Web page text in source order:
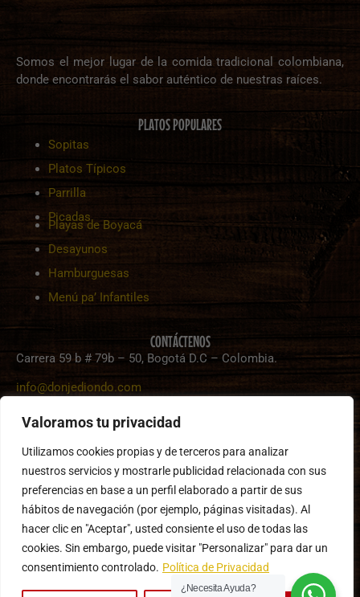
Valoramos tu privacidad
Utilizamos cookies propias y de terceros para analizar
nuestros servicios y mostrarle publicidad relacionada con sus
preferencias en base a un perfil elaborado a partir de sus
hábitos de navegación (por ejemplo, páginas visitadas). Al
hacer clic en "Aceptar", usted consiente el uso de todas las
cookies. Sin embargo, puede visitar "Personalizar" para dar un
consentimiento controlado. Política de Privacidad
Somos el mejor lugar de la comida tradicional colombiana,
donde encontrarás el sabor auténtico de nuestras raíces.
PLATOS POPULARES
Sopitas
Platos Típicos
Parrilla
Picadas
Playas de Boyacá
Desayunos
Hamburguesas
Menú pa’ Infantiles
CONTÁCTENOS
Carrera 59 b # 79b – 50, Bogotá D.C – Colombia.
info@donjediondo.com
+57 (311) 4911522
HORARIO DE APERTURA
Lunes – Domingo:11:30 – 7:30 pm
PQR
SOLICITUD
Copyright © 2026
Sopitas y Parrilla
Política de
Privacidad–
Términos y
Creado por
« Servidores &
Servicios S.A.S
¿Necesita Ayuda?